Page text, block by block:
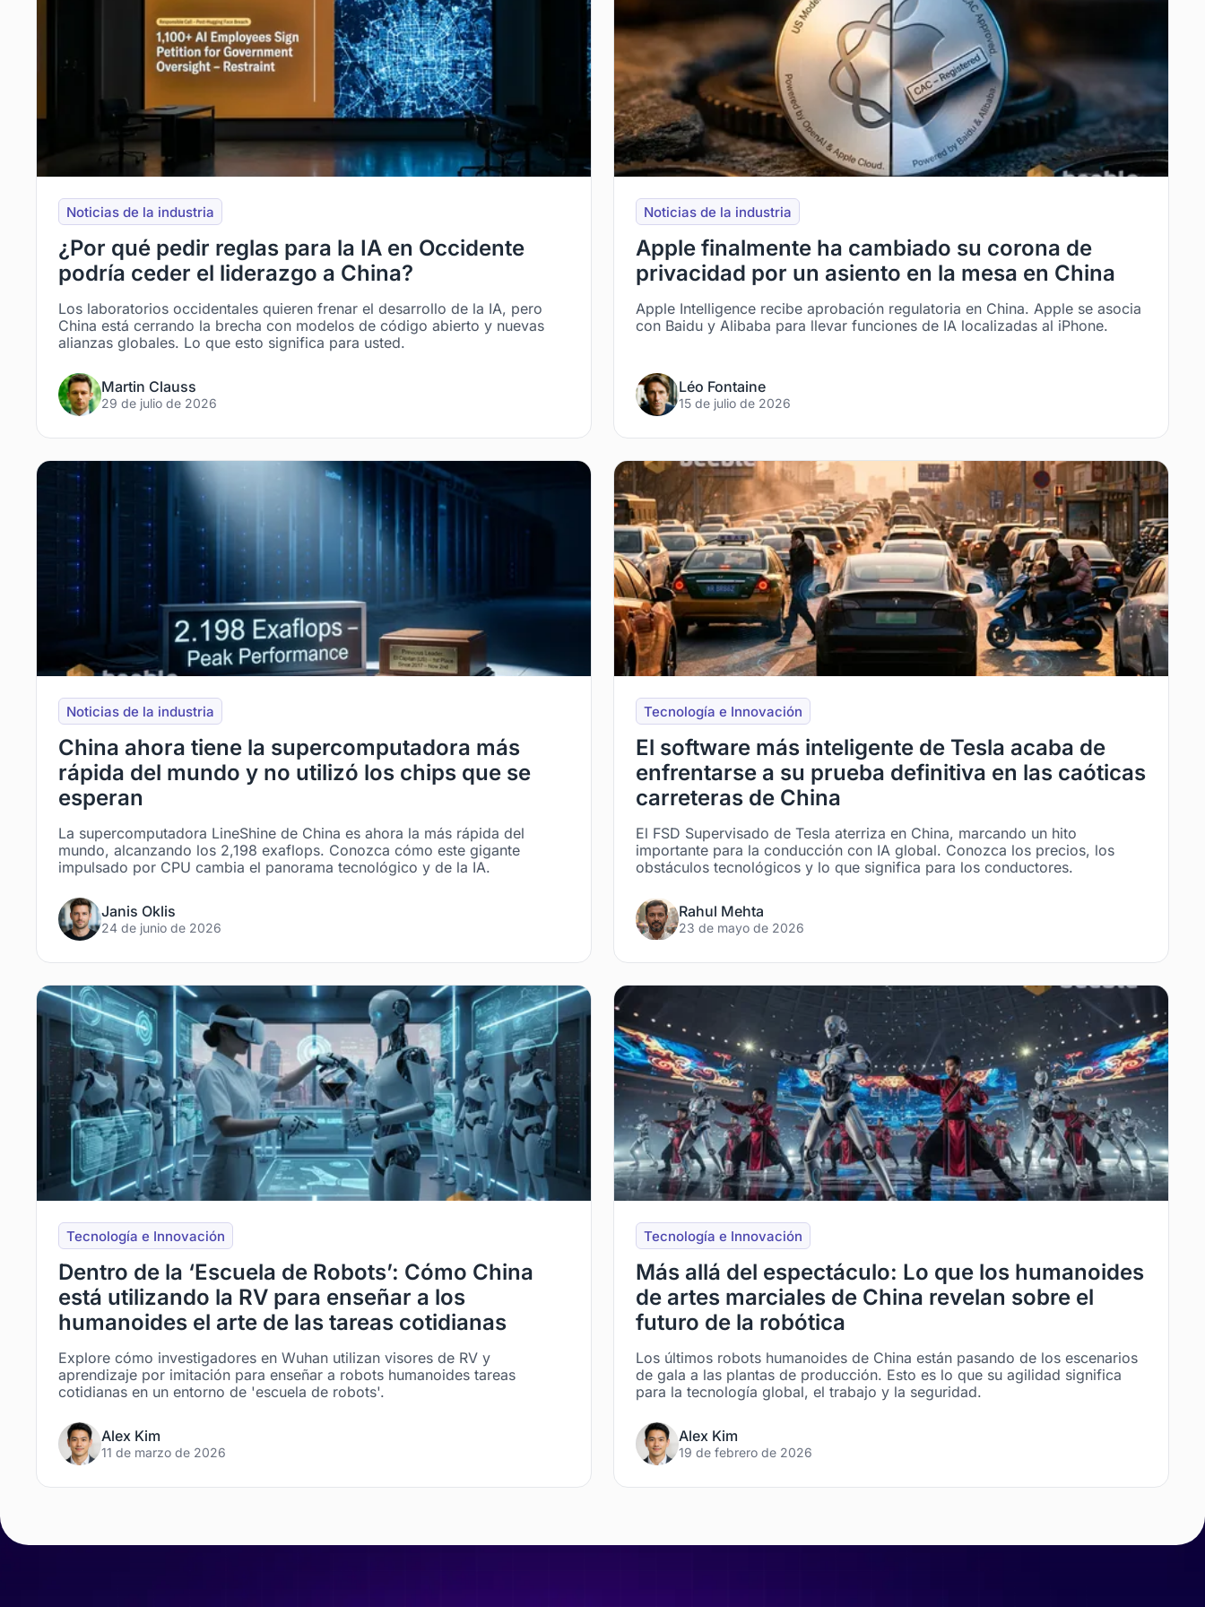
Noticias de la industria
¿Por qué pedir reglas para la IA en Occidente
podría ceder el liderazgo a China?
Los laboratorios occidentales quieren frenar el desarrollo de la IA, pero
China está cerrando la brecha con modelos de código abierto y nuevas
alianzas globales. Lo que esto significa para usted.
Martin Clauss
29 de julio de 2026
Noticias de la industria
Apple finalmente ha cambiado su corona de
privacidad por un asiento en la mesa en China
Apple Intelligence recibe aprobación regulatoria en China. Apple se asocia
con Baidu y Alibaba para llevar funciones de IA localizadas al iPhone.
Léo Fontaine
15 de julio de 2026
Noticias de la industria
China ahora tiene la supercomputadora más
rápida del mundo y no utilizó los chips que se
esperan
La supercomputadora LineShine de China es ahora la más rápida del
mundo, alcanzando los 2,198 exaflops. Conozca cómo este gigante
impulsado por CPU cambia el panorama tecnológico y de la IA.
Janis Oklis
24 de junio de 2026
Tecnología e Innovación
El software más inteligente de Tesla acaba de
enfrentarse a su prueba definitiva en las caóticas
carreteras de China
El FSD Supervisado de Tesla aterriza en China, marcando un hito
importante para la conducción con IA global. Conozca los precios, los
obstáculos tecnológicos y lo que significa para los conductores.
Rahul Mehta
23 de mayo de 2026
Tecnología e Innovación
Dentro de la ‘Escuela de Robots’: Cómo China
está utilizando la RV para enseñar a los
humanoides el arte de las tareas cotidianas
Explore cómo investigadores en Wuhan utilizan visores de RV y
aprendizaje por imitación para enseñar a robots humanoides tareas
cotidianas en un entorno de 'escuela de robots'.
Alex Kim
11 de marzo de 2026
Tecnología e Innovación
Más allá del espectáculo: Lo que los humanoides
de artes marciales de China revelan sobre el
futuro de la robótica
Los últimos robots humanoides de China están pasando de los escenarios
de gala a las plantas de producción. Esto es lo que su agilidad significa
para la tecnología global, el trabajo y la seguridad.
Alex Kim
19 de febrero de 2026